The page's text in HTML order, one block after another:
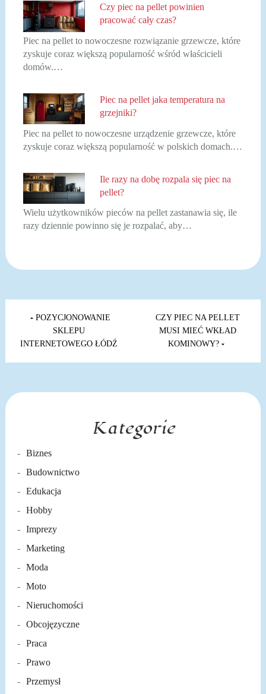
Czy piec na pellet powinien
pracować cały czas?
Piec na pellet to nowoczesne rozwiązanie grzewcze, które
zyskuje coraz większą popularność wśród właścicieli
domów.…
Piec na pellet jaka temperatura na
grzejniki?
Piec na pellet to nowoczesne urządzenie grzewcze, które
zyskuje coraz większą popularność w polskich domach.…
Ile razy na dobę rozpala się piec na
pellet?
Wielu użytkowników pieców na pellet zastanawia się, ile
razy dziennie powinno się je rozpalać, aby…
Nawigacja
wpisu
POZYCJONOWANIE
SKLEPU
INTERNETOWEGO ŁÓDŹ
CZY PIEC NA PELLET
MUSI MIEĆ WKŁAD
KOMINOWY?
Kategorie
Biznes
Budownictwo
Edukacja
Hobby
Imprezy
Marketing
Moda
Moto
Nieruchomości
Obcojęzyczne
Praca
Prawo
Przemysł